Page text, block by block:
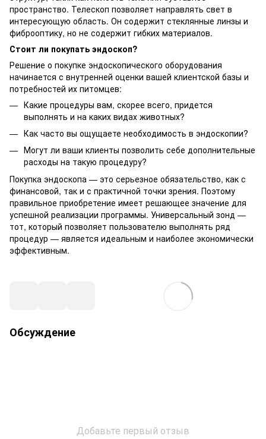
пространство. Телескоп позволяет направлять свет в
интересующую область. Он содержит стеклянные линзы и
фиброоптику, но не содержит гибких материалов.
Стоит ли покупать эндоскоп?
Решение о покупке эндоскопического оборудования
начинается с внутренней оценки вашей клиентской базы и
потребностей их питомцев:
Какие процедуры вам, скорее всего, придется
выполнять и на каких видах животных?
Как часто вы ощущаете необходимость в эндоскопии?
Могут ли ваши клиенты позволить себе дополнительные
расходы на такую ​​процедуру?
Покупка эндоскопа — это серьезное обязательство, как с
финансовой, так и с практичной точки зрения. Поэтому
правильное приобретение имеет решающее значение для
успешной реализации программы. Универсальный зонд —
тот, который позволяет пользователю выполнять ряд
процедур — является идеальным и наиболее экономически
эффективным.
Обсуждение
Добавьте первый отзыв